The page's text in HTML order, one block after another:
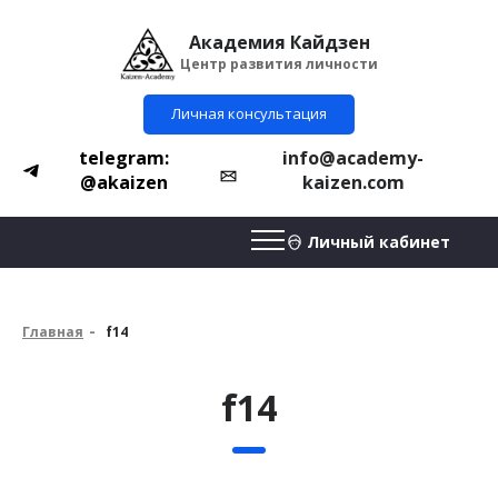
Академия Кайдзен
Центр развития личности
Личная консультация
telegram:
@akaizen
info@academy-
kaizen.com
Личный кабинет
Главная f14
f14